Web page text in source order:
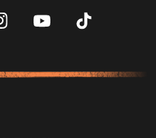
Instagram YouTube